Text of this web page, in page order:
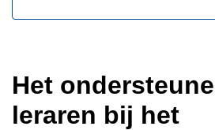
Het
leraren bij het